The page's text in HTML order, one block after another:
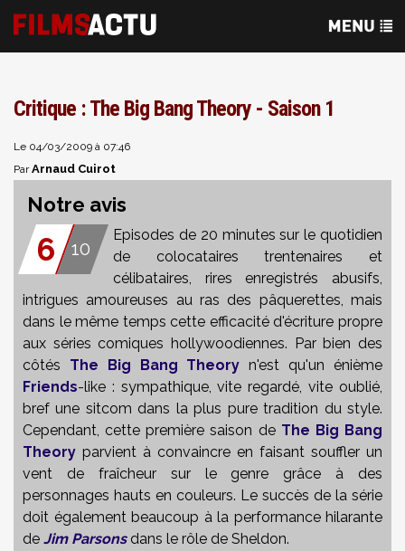
Critique : The Big Bang Theory - Saison 1
Le 04/03/2009 à 07:46
ParArnaud Cuirot
Notre avis
6 10
Episodes de 20 minutes sur le quotidien
de colocataires trentenaires et
célibataires, rires enregistrés abusifs,
intrigues amoureuses au ras des pâquerettes, mais
dans le même temps cette efficacité d'écriture propre
aux séries comiques hollywoodiennes. Par bien des
côtés The Big Bang Theory n'est qu'un énième
Friends-like : sympathique, vite regardé, vite oublié,
bref une sitcom dans la plus pure tradition du style.
Cependant, cette première saison de The Big Bang
Theory parvient à convaincre en faisant souffler un
vent de fraîcheur sur le genre grâce à des
personnages hauts en couleurs. Le succès de la série
doit également beaucoup à la performance hilarante
de Jim Parsonsdans le rôle de Sheldon.